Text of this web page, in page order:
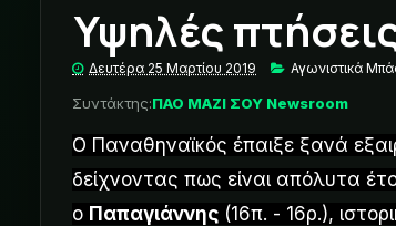
Υψηλές
Δευτέρα 25 Μαρτίου 2019 Αγωνιστικά
Συντάκτης:ΠΑΟ ΜΑΖΙ ΣΟΥ Newsroom
Ο Παναθηναϊκός έπαιξε ξανά
δείχνοντας πως είναι απόλυτα
ο Παπαγιάννης (16π. - 16ρ.),